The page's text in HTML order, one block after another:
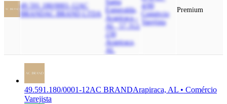
49.591.180/0001-12AC
BRAND
AC BRAND LTDA
Santa
Esmeralda,
Arapiraca -
AL, 57.312-
Arapiraca,
AL
4/00
Comércio
Varejista
Premium
49.591.180/0001-12AC BRANDArapiraca, AL • Comércio
Varejista